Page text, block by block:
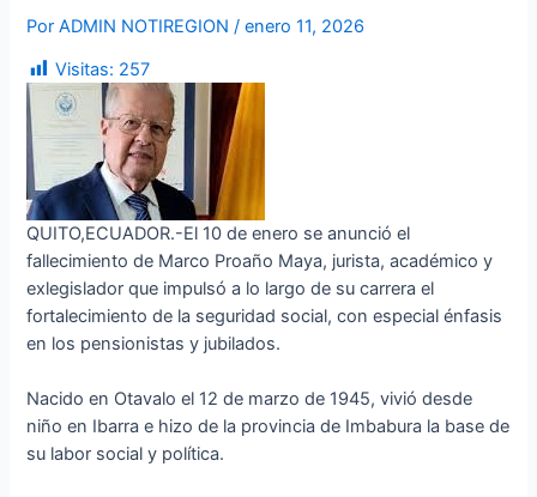
PorADMIN NOTIREGION/enero 11, 2026
Visitas: 257
QUITO,ECUADOR.-El 10 de enero se anunció el
fallecimiento de Marco Proaño Maya, jurista, académico y
exlegislador que impulsó a lo largo de su carrera el
fortalecimiento de la seguridad social, con especial énfasis
en los pensionistas y jubilados.
Nacido en Otavalo el 12 de marzo de 1945, vivió desde
niño en Ibarra e hizo de la provincia de Imbabura la base de
su labor social y política.